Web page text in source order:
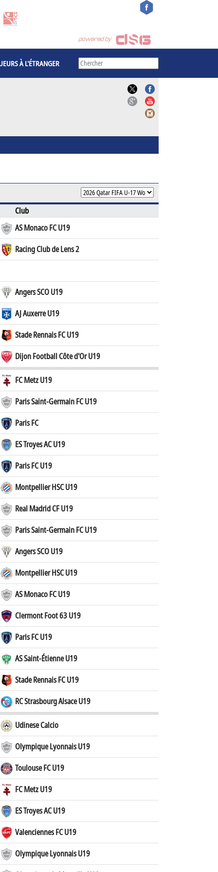
À L'ÉTRANGER
Club
AS Monaco FC U19
Racing Club de Lens 2
Angers SCO U19
AJ Auxerre U19
Stade Rennais FC U19
Dijon Football Côte d'Or U19
FC Metz U19
Paris Saint-Germain FC U19
Paris FC
ES Troyes AC U19
Paris FC U19
Montpellier HSC U19
Real Madrid CF U19
Paris Saint-Germain FC U19
Angers SCO U19
Montpellier HSC U19
AS Monaco FC U19
Clermont Foot 63 U19
Paris FC U19
AS Saint-Étienne U19
Stade Rennais FC U19
RC Strasbourg Alsace U19
Udinese Calcio
Olympique Lyonnais U19
Toulouse FC U19
FC Metz U19
ES Troyes AC U19
Valenciennes FC U19
Olympique Lyonnais U19